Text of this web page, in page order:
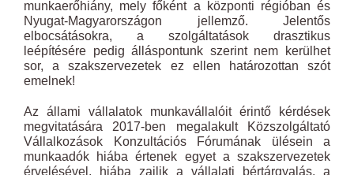
munkaerőhiány, mely főként a központi régióban és
Nyugat-Magyarországon jellemző. Jelentős
elbocsátásokra, a szolgáltatások drasztikus
leépítésére pedig álláspontunk szerint nem kerülhet
sor, a szakszervezetek ez ellen határozottan szót
emelnek!
Az állami vállalatok munkavállalóit érintő kérdések
megvitatására 2017-ben megalakult Közszolgáltató
Vállalkozások Konzultációs Fórumának ülésein a
munkaadók hiába értenek egyet a szakszervezetek
érvelésével, hiába zajlik a vállalati bértárgyalás, a